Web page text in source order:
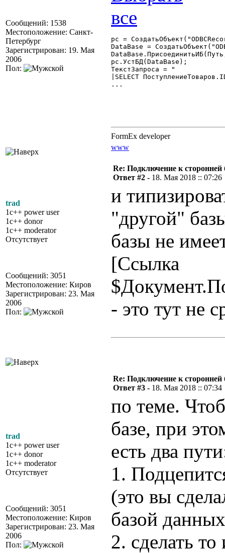
Сообщений: 1538
Местоположение: Санкт-
Петербург
Зарегистрирован: 19. Мая
2006
Пол:
рс =
DataBase =
рс.УстБД(DataBase);
ТекстЗапроса = "
|SELECT
...
FormEx developer
www
trad
1c++ power user
1c++ donor
1c++ moderator
Отсутствует
Сообщений: 3051
Местоположение: Киров
Зарегистрирован: 23. Мая
2006
Пол:
Re: Подключение к сторонней
Ответ #2 - 18. Мая 2018 :: 07:26
и
"другой"
базы не
[Ссылка
- это тут не
trad
1c++ power user
1c++ donor
1c++ moderator
Отсутствует
Сообщений: 3051
Местоположение: Киров
Зарегистрирован: 23. Мая
2006
Пол:
Re: Подключение к сторонней
Ответ #3 - 18. Мая 2018 :: 07:34
по теме.
базе, при
есть два
1.
(это вы
базой
2. сделать